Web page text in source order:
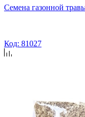
Семена газонной
Код: 81027